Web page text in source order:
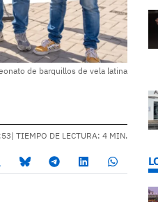
de barquillos de vela latina
| TIEMPO DE LECTURA: 4 MIN.